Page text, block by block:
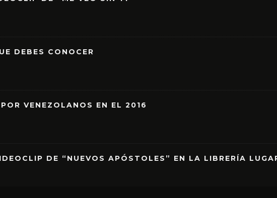
DEBES CONOCER
VENEZOLANOS EN EL 2016
DE “NUEVOS APÓSTOLES” EN LA LIBRERÍA